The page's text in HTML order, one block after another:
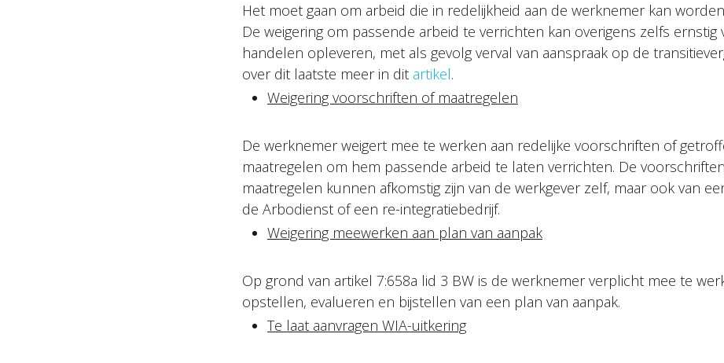
Het moet gaan om arbeid die in redelijkheid aan de werknemer kan
De weigering om passende arbeid te verrichten kan overigens zelfs ernstig
handelen opleveren, met als gevolg verval van aanspraak op de
over dit laatste meer in dit artikel.
Weigering voorschriften of maatregelen
De werknemer weigert mee te werken aan redelijke voorschriften of
maatregelen om hem passende arbeid te laten verrichten. De
maatregelen kunnen afkomstig zijn van de werkgever zelf, maar ook van
de Arbodienst of een re-integratiebedrijf.
Weigering meewerken aan plan van aanpak
Op grond van artikel 7:658a lid 3 BW is de werknemer verplicht mee te
opstellen, evalueren en bijstellen van een plan van aanpak.
Te laat aanvragen WIA-uitkering